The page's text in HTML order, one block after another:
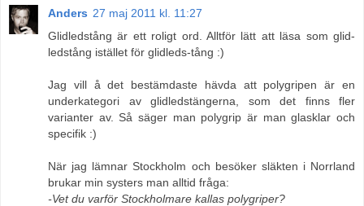
Anders 27 maj 2011 kl. 11:27
Glidledstång är ett roligt ord. Alltför lätt att läsa som glid-
ledstång istället för glidleds-tång :)
Jag vill å det bestämdaste hävda att polygripen är en
underkategori av glidledstängerna, som det finns fler
varianter av. Så säger man polygrip är man glasklar och
specifik :)
När jag lämnar Stockholm och besöker släkten i Norrland
brukar min systers man alltid fråga:
-Vet du varför Stockholmare kallas polygriper?